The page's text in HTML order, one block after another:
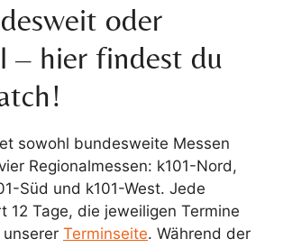
oder
– hier findest du
sowohl bundesweite Messen
Regionalmessen: k101-Nord,
Süd und k101-West. Jede
12 Tage, die jeweiligen Termine
Terminseite. Während der